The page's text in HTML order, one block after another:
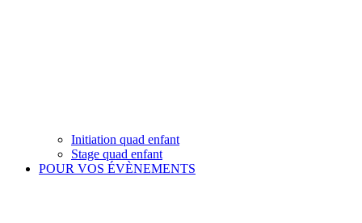
Initiation quad enfant
Stage quad enfant
POUR VOS ÉVÈNEMENTS